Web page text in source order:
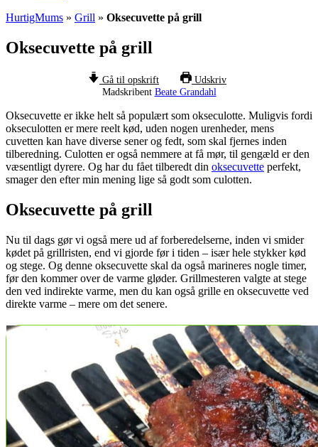
HurtigMums » Grill » Oksecuvette på grill
Oksecuvette på grill
Gå til opskrift
Udskriv
Madskribent Beate Grandahl
Oksecuvette er ikke helt så populært som okseculotte. Muligvis fordi
okseculotten er mere reelt kød, uden nogen urenheder, mens
cuvetten kan have diverse sener og fedt, som skal fjernes inden
tilberedning. Culotten er også nemmere at få mør, til gengæld er den
væsentligt dyrere. Og har du fået tilberedt din oksecuvette perfekt,
smager den efter min mening lige så godt som culotten.
Oksecuvette på grill
Nu til dags gør vi også mere ud af forberedelserne, inden vi smider
kødet på grillristen, end vi gjorde før i tiden – især hele stykker kød
og stege. Og denne oksecuvette skal da også marineres nogle timer,
før den kommer over de varme gløder. Grillmesteren valgte at stege
den ved indirekte varme, men du kan også grille en oksecuvette ved
direkte varme – mere om det senere.